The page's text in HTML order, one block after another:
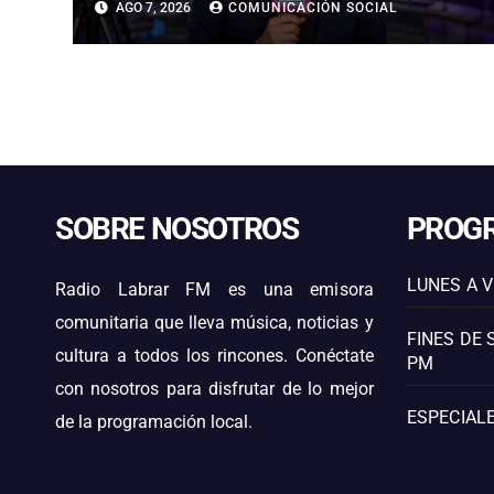
AGO 7, 2026 COMUNICACIÓN SOCIAL
SOBRE NOSOTROS
Radio Labrar FM es una emisora
comunitaria que lleva música, noticias y
cultura a todos los rincones. Conéctate
con nosotros para disfrutar de lo mejor
de la programación local.
LUNES A
FINES DE
PM